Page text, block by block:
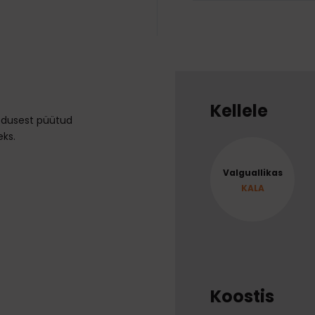
püütud
Kellele
Valguallikas
KALA
Koostis